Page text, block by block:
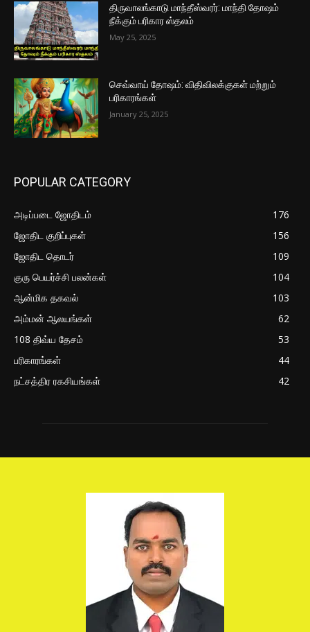
திருவாலங்காடு மாந்தீஸ்வரர்: மாந்தி தோஷம்
நீக்கும் பரிகார ஸ்தலம்
May 25, 2025
செவ்வாய் தோஷம்: விதிவிலக்குகள் மற்றும்
பரிகாரங்கள்
January 25, 2025
POPULAR CATEGORY
அடிப்படை ஜோதிடம்
176
ஜோதிட குறிப்புகள்
156
ஜோதிட தொடர்
109
குரு பெயர்ச்சி பலன்கள்
104
ஆன்மிக தகவல்
103
அம்மன் ஆலயங்கள்
62
108 திவ்ய தேசம்
53
பரிகாரங்கள்
44
நட்சத்திர ரகசியங்கள்
42